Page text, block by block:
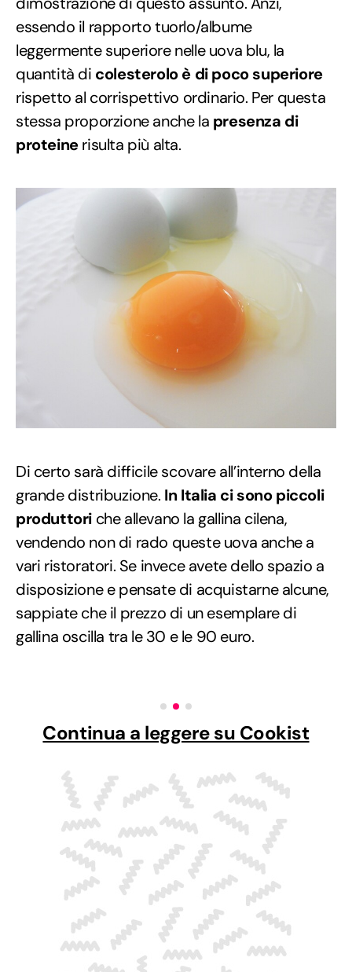
essendo il rapporto tuorlo/albume
leggermente superiore nelle uova blu, la
quantità di colesterolo è di poco superiore
rispetto al corrispettivo ordinario. Per questa
stessa proporzione anche la presenza di
proteinerisulta più alta.
Di certo sarà difficile scovare all’interno della
grande distribuzione. In Italia ci sono piccoli
produttori che allevano la gallina cilena,
vendendo non di rado queste uova anche a
vari ristoratori. Se invece avete dello spazio a
disposizione e pensate di acquistarne alcune,
sappiate che il prezzo di un esemplare di
gallina oscilla tra le 30 e le 90 euro.
Continua a leggere su Cookist